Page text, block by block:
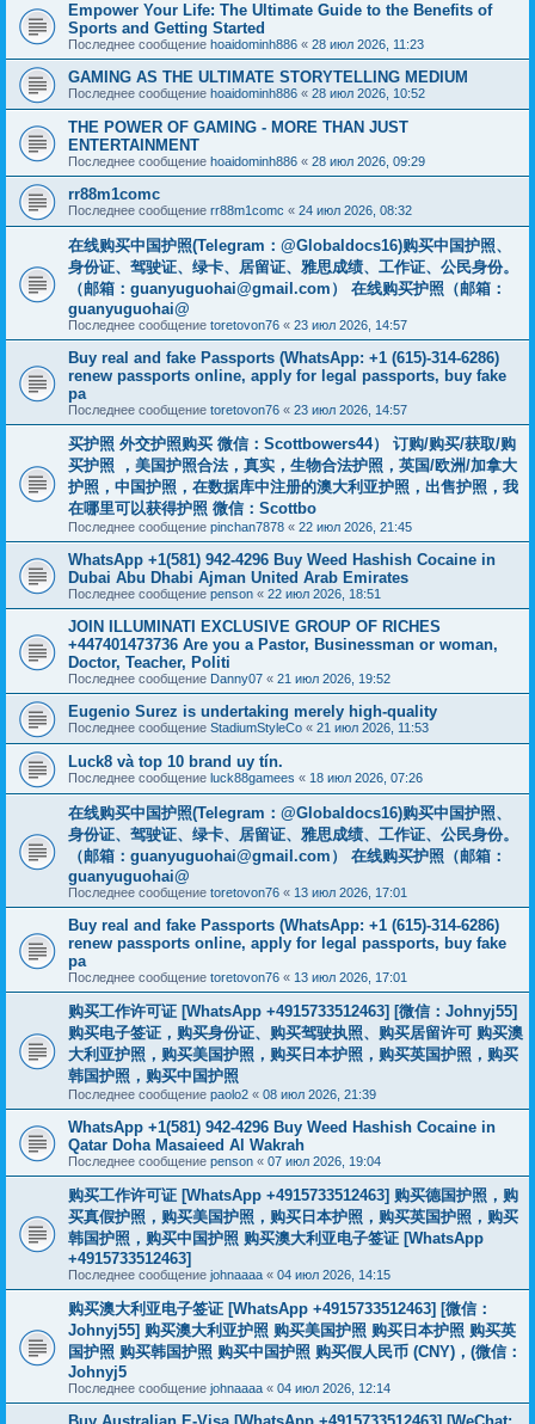
Empower Your Life: The Ultimate Guide to the Benefits of
Sports and Getting Started
Последнее сообщение hoaidominh886 « 28 июл 2026, 11:23
GAMING AS THE ULTIMATE STORYTELLING MEDIUM
Последнее сообщение hoaidominh886 « 28 июл 2026, 10:52
THE POWER OF GAMING - MORE THAN JUST
ENTERTAINMENT
Последнее сообщение hoaidominh886 « 28 июл 2026, 09:29
rr88m1comc
Последнее сообщение rr88m1comc « 24 июл 2026, 08:32
在线购买中国护照(Telegram：@Globaldocs16)购买中国护照、
身份证、驾驶证、绿卡、居留证、雅思成绩、工作证、公民身份。
（邮箱： guanyuguohai@gmail.com ） 在线购买护照（邮箱：
guanyuguohai@
Последнее сообщение toretovon76 « 23 июл 2026, 14:57
Buy real and fake Passports (WhatsApp: +1 (615)-314-6286)
renew passports online, apply for legal passports, buy fake
pa
Последнее сообщение toretovon76 « 23 июл 2026, 14:57
买护照 外交护照购买 微信：Scottbowers44） 订购/购买/获取/购
买护照 ，美国护照合法，真实，生物合法护照，英国/欧洲/加拿大
护照，中国护照，在数据库中注册的澳大利亚护照，出售护照，我
在哪里可以获得护照 微信：Scottbo
Последнее сообщение pinchan7878 « 22 июл 2026, 21:45
WhatsApp +1(581) 942-4296 Buy Weed Hashish Cocaine in
Dubai Abu Dhabi Ajman United Arab Emirates
Последнее сообщение penson « 22 июл 2026, 18:51
JOIN ILLUMINATI EXCLUSIVE GROUP OF RICHES
+447401473736 Are you a Pastor, Businessman or woman,
Doctor, Teacher, Politi
Последнее сообщение Danny07 « 21 июл 2026, 19:52
Eugenio Surez is undertaking merely high-quality
Последнее сообщение StadiumStyleCo « 21 июл 2026, 11:53
Luck8 và top 10 brand uy tín.
Последнее сообщение luck88gamees « 18 июл 2026, 07:26
在线购买中国护照(Telegram：@Globaldocs16)购买中国护照、
身份证、驾驶证、绿卡、居留证、雅思成绩、工作证、公民身份。
（邮箱： guanyuguohai@gmail.com ） 在线购买护照（邮箱：
guanyuguohai@
Последнее сообщение toretovon76 « 13 июл 2026, 17:01
Buy real and fake Passports (WhatsApp: +1 (615)-314-6286)
renew passports online, apply for legal passports, buy fake
pa
Последнее сообщение toretovon76 « 13 июл 2026, 17:01
购买工作许可证 [WhatsApp +4915733512463] [微信：Johnyj55]
购买电子签证，购买身份证、购买驾驶执照、购买居留许可 购买澳
大利亚护照，购买美国护照，购买日本护照，购买英国护照，购买
韩国护照，购买中国护照
Последнее сообщение paolo2 « 08 июл 2026, 21:39
WhatsApp +1(581) 942-4296 Buy Weed Hashish Cocaine in
Qatar Doha Masaieed Al Wakrah
Последнее сообщение penson « 07 июл 2026, 19:04
购买工作许可证 [WhatsApp +4915733512463] 购买德国护照，购
买真假护照，购买美国护照，购买日本护照，购买英国护照，购买
韩国护照，购买中国护照 购买澳大利亚电子签证 [WhatsApp
+4915733512463]
Последнее сообщение johnaaaa « 04 июл 2026, 14:15
购买澳大利亚电子签证 [WhatsApp +4915733512463] [微信：
Johnyj55] 购买澳大利亚护照 购买美国护照 购买日本护照 购买英
国护照 购买韩国护照 购买中国护照 购买假人民币 (CNY)，(微信：
Johnyj5
Последнее сообщение johnaaaa « 04 июл 2026, 12:14